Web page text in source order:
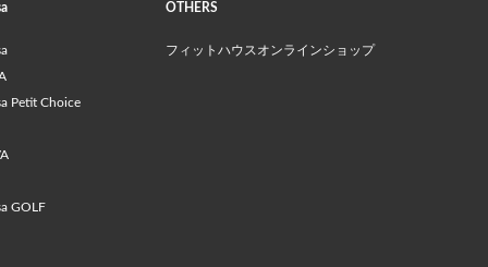
Petit Choice
GOLF
OTHERS
フィットハウスオンラインショップ